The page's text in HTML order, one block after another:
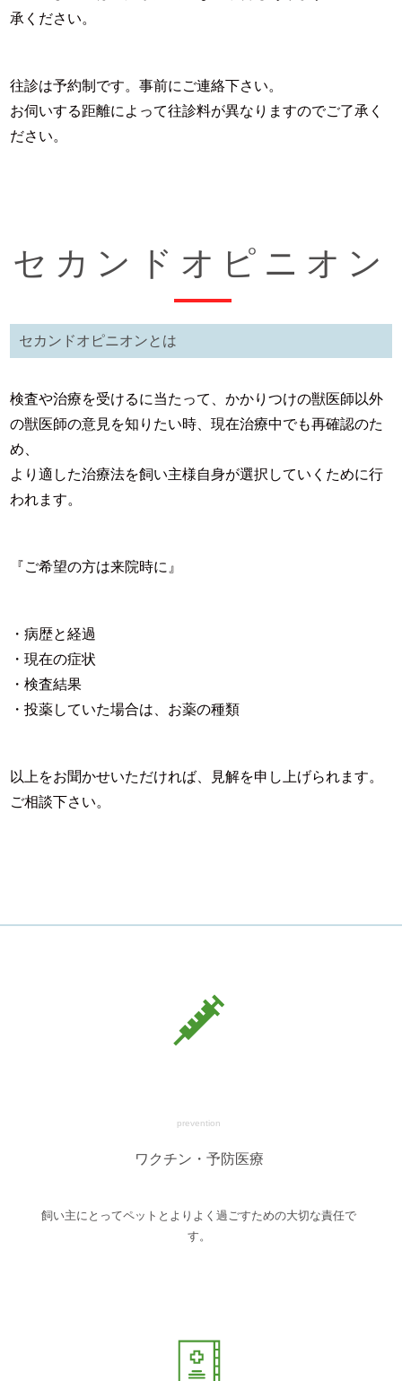
承ください。
往診は予約制です。事前にご連絡下さい。
お伺いする距離によって往診料が異なりますのでご了承く
ださい。
セカンドオピニオン
セカンドオピニオンとは
検査や治療を受けるに当たって、かかりつけの獣医師以外
の獣医師の意見を知りたい時、現在治療中でも再確認のた
め、
より適した治療法を飼い主様自身が選択していくために行
われます。
『ご希望の方は来院時に』
・病歴と経過
・現在の症状
・検査結果
・投薬していた場合は、お薬の種類
以上をお聞かせいただければ、見解を申し上げられます。
ご相談下さい。
prevention
ワクチン・予防医療
飼い主にとってペットとよりよく過ごすための大切な責任で
す。